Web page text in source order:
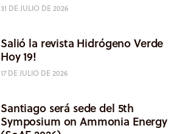
31 DE JULIO DE 2026
Salió la revista Hidrógeno Verde
Hoy 19!
17 DE JULIO DE 2026
Santiago será sede del 5th
Symposium on Ammonia Energy